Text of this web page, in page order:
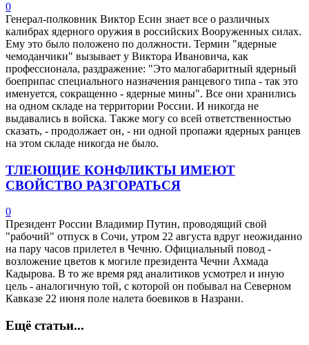
0
Генерал-полковник Виктор Есин знает все о различных
калибрах ядерного оружия в российских Вооруженных силах.
Ему это было положено по должности. Термин "ядерные
чемоданчики" вызывает у Виктора Ивановича, как
профессионала, раздражение: "Это малогабаритный ядерный
боеприпас специального назначения ранцевого типа - так это
именуется, сокращенно - ядерные мины". Все они хранились
на одном складе на территории России. И никогда не
выдавались в войска. Также могу со всей ответственностью
сказать, - продолжает он, - ни одной пропажи ядерных ранцев
на этом складе никогда не было.
ТЛЕЮЩИЕ КОНФЛИКТЫ ИМЕЮТ
СВОЙСТВО РАЗГОРАТЬСЯ
0
Президент России Владимир Путин, проводящий свой
"рабочий" отпуск в Сочи, утром 22 августа вдруг неожиданно
на пару часов прилетел в Чечню. Официальный повод -
возложение цветов к могиле президента Чечни Ахмада
Кадырова. В то же время ряд аналитиков усмотрел и иную
цель - аналогичную той, с которой он побывал на Северном
Кавказе 22 июня поле налета боевиков в Назрани.
Ещё статьи...